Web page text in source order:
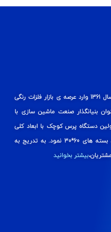
از سال 1361 وارد عرصه ی بازار فلزات رنگی
در سال 1364 به عنوان بنیانگذار صنعت ماشین سازی با
دستگاه پرس کوچک با ابعاد کلی
150*70*60 سانتیمتر و با قابلیت تولید بسته های 60*30 نمود. به تدریج به
بیشتر بخوانید